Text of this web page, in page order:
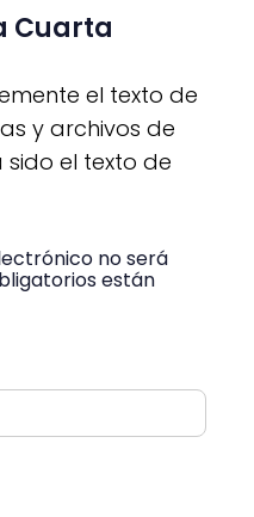
Cuarta
el texto de
y archivos de
sido el texto de
no será
están